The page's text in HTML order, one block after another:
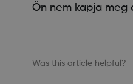
Ön nem kapja meg
Was this article helpful?